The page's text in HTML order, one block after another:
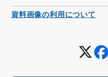
資料画像の利用について